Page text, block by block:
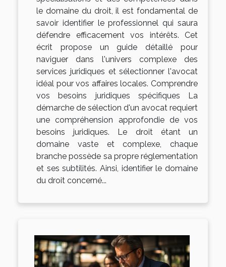
le domaine du droit, il est fondamental de
savoir identifier le professionnel qui saura
défendre efficacement vos intérêts. Cet
écrit propose un guide détaillé pour
naviguer dans l'univers complexe des
services juridiques et sélectionner l'avocat
idéal pour vos affaires locales. Comprendre
vos besoins juridiques spécifiques La
démarche de sélection d'un avocat requiert
une compréhension approfondie de vos
besoins juridiques. Le droit étant un
domaine vaste et complexe, chaque
branche possède sa propre réglementation
et ses subtilités. Ainsi, identifier le domaine
du droit concerné...